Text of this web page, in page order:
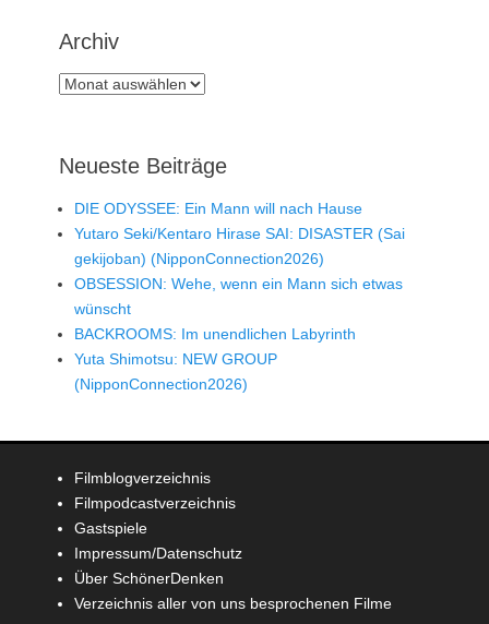
Archiv
Archiv
Neueste Beiträge
DIE ODYSSEE: Ein Mann will nach Hause
Yutaro Seki/Kentaro Hirase SAI: DISASTER (Sai
gekijoban) (NipponConnection2026)
OBSESSION: Wehe, wenn ein Mann sich etwas
wünscht
BACKROOMS: Im unendlichen Labyrinth
Yuta Shimotsu: NEW GROUP
(NipponConnection2026)
Filmblogverzeichnis
Filmpodcastverzeichnis
Gastspiele
Impressum/Datenschutz
Über SchönerDenken
Verzeichnis aller von uns besprochenen Filme